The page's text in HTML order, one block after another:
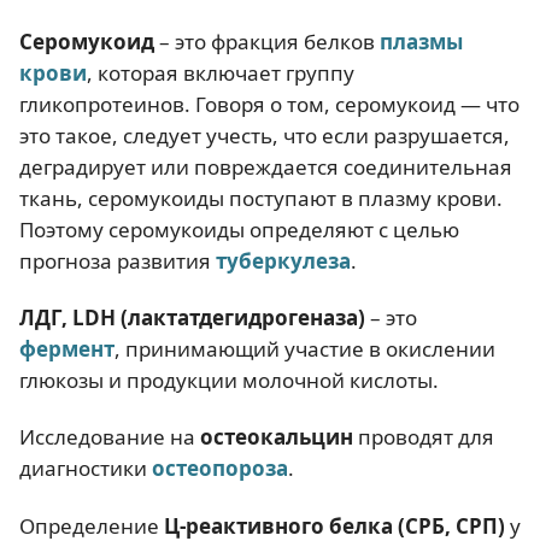
Серомукоид– это фракция белков плазмы
крови, которая включает группу
гликопротеинов. Говоря о том, серомукоид — что
это такое, следует учесть, что если разрушается,
деградирует или повреждается соединительная
ткань, серомукоиды поступают в плазму крови.
Поэтому серомукоиды определяют с целью
прогноза развития туберкулеза.
ЛДГ, LDH (лактатдегидрогеназа) – это
фермент, принимающий участие в окислении
глюкозы и продукции молочной кислоты.
Исследование на остеокальцин проводят для
диагностики остеопороза.
Определение Ц-реактивного белка (СРБ, СРП) у